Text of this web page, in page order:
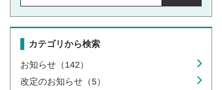
カテゴリから検索
お知らせ（142）
改定のお知らせ（5）